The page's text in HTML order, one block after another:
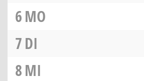
6MO
7DI
8MI